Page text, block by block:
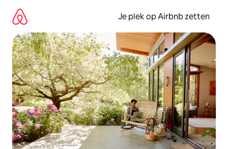
direct
naar
inhoud
Je plek op Airbnb zetten